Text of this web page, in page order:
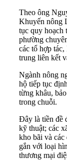
Theo ông
Khuyến nông
tục quy hoạch
phường
các tổ hợp
trung liên kết
Ngành nông
hộ tiếp tục
từng khâu,
trong chuỗi.
Đây là tiền đề
kỹ thuật; các
kho bãi và các
gắn với loại
thương mại